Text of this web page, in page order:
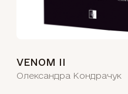
VENOM II
Олександра Кондрачук